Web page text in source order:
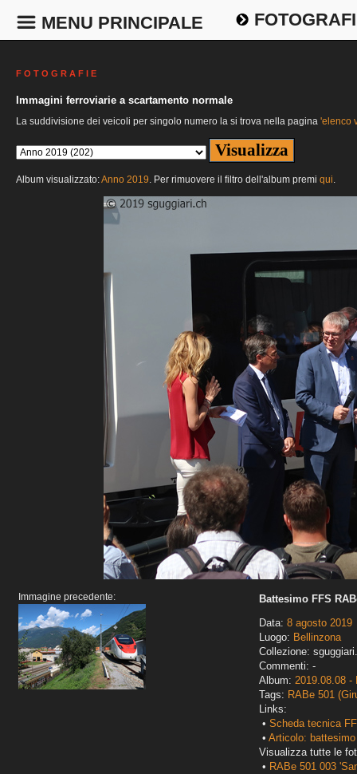
MENU PRINCIPALE
F O T O G R A F I E
Immagini ferroviarie a scartamento normale
La suddivisione dei veicoli per singolo numero la si trova nella pagina 'elenco
Album visualizzato:Anno 2019. Per rimuovere il filtro dell'album premi qui.
Immagine precedente:
Battesimo FFS
Data: 8 agosto 2019
Luogo: Bellinzona
Collezione:
Commenti: -
Album: 2019.08.08 -
Tags: RABe 501
Links:
• Scheda tecnica
• Articolo:
Visualizza tutte le
• RABe 501 003